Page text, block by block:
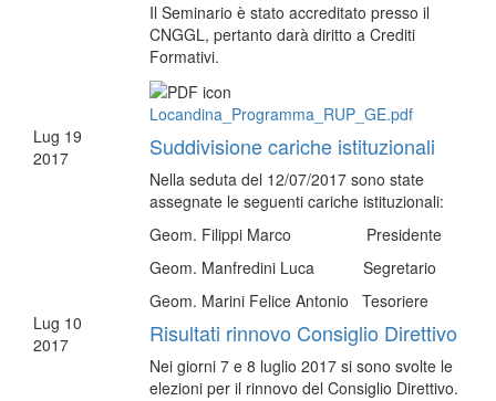
Il Seminario è stato accreditato presso il
CNGGL, pertanto darà diritto a Crediti
Formativi.
Locandina_Programma_RUP_GE.pdf
Lug 19
2017
Suddivisione cariche istituzionali
Nella seduta del 12/07/2017 sono state
assegnate le seguenti cariche istituzionali:
Geom. Filippi Marco Presidente
Geom. Manfredini Luca Segretario
Geom. Marini Felice Antonio Tesoriere
Lug 10
2017
Risultati rinnovo Consiglio Direttivo
Nei giorni 7 e 8 luglio 2017 si sono svolte le
elezioni per il rinnovo del Consiglio Direttivo.